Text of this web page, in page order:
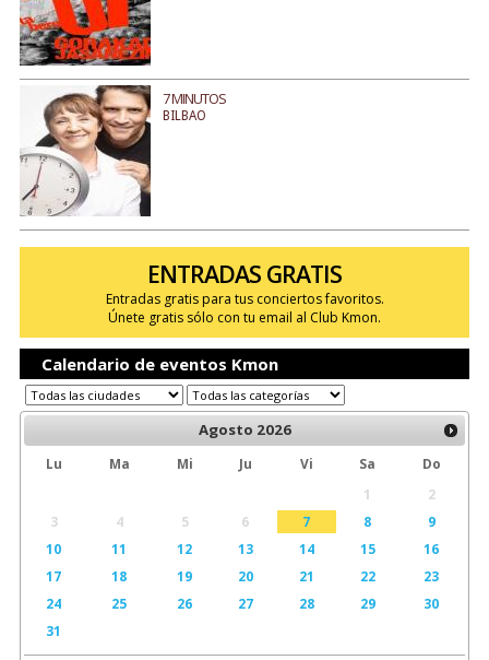
7 MINUTOS
BILBAO
ENTRADAS GRATIS
Entradas gratis para tus conciertos favoritos.
Únete gratis sólo con tu email al Club Kmon.
Calendario de eventos Kmon
Agosto 2026
Lu Ma Mi Ju Vi Sa
Do
1
2
3
4 5 6 7 8
9
10
11 12 13 14 15
16
17
18 19 20 21 22
23
24
25 26 27 28 29
30
31